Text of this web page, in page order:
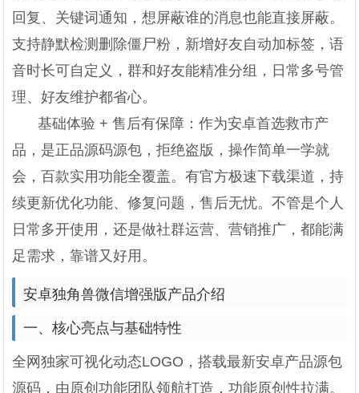
回复、关键词通知，想屏蔽谁的消息也能直接屏蔽。
支持静默检测删除僵尸粉，新增好友自动加标签，语
音时长可自定义，群和好友能精准分组，日常多号管
理、好友维护都省心。
基础体验 + 售后有保障：作为安卓首选救市产
品，是正品源码源包，拒绝盗版，操作简单一学就
会，百款实用功能全覆盖。有官方极速下载渠道，持
续更新优化功能、修复问题，售后无忧。不管是个人
日常多开使用，还是做社群运营、营销推广，都能满
足需求，靠谱又好用。
安卓独角兽微信增强版产品介绍
一、核心亮点与基础特性
全网独家可视化动态LOGO，搭载最新安卓产品源包
源码，由原创功能团队领航打造，功能原创性拉满。